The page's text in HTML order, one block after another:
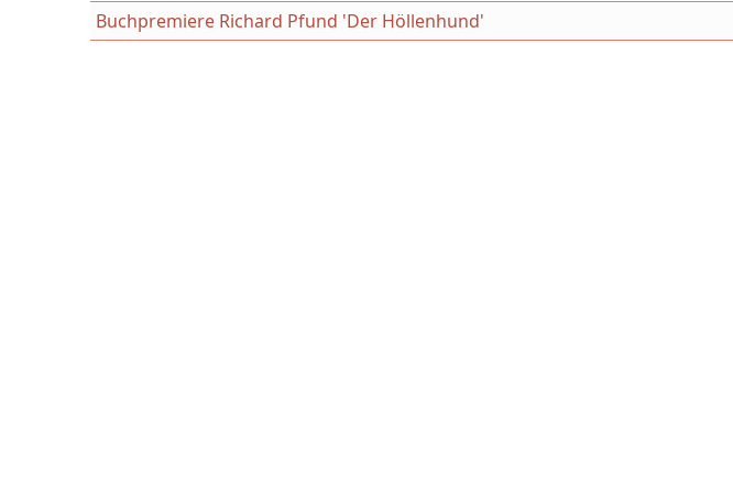
Buchpremiere Richard Pfund 'Der Höllenhund'